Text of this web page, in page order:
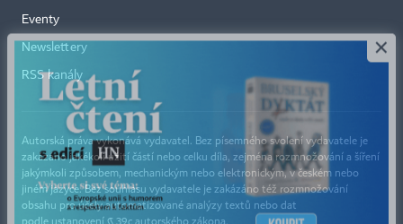
Eventy
Newslettery
RSS kanály
Autorská práva vykonává vydavatel. Bez písemného svolení vydavatele je
zakázáno jakékoli užití částí nebo celku díla, zejména rozmnožování a šíření
jakýmkoli způsobem, mechanickým nebo elektronickým, v českém nebo
jiném jazyce. Bez souhlasu vydavatele je zakázáno též rozmnožování
obsahu pro účely automatizované analýzy textů nebo dat
×